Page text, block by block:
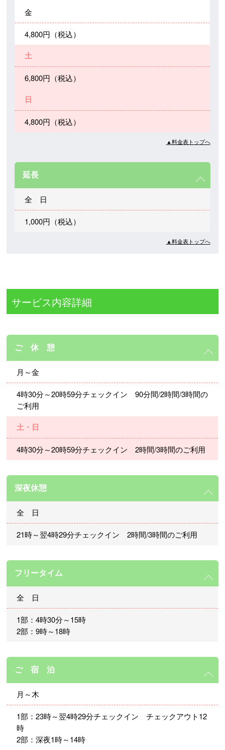
金
4,800円（税込）
土
6,800円（税込）
日
4,800円（税込）
▲料金表トップへ
延長
全 日
1,000円（税込）
▲料金表トップへ
サービス内容詳細
ご 休 憩
月～金
4時30分～20時59分チェックイン 90分間/2時間/3時間の
ご利用
土・日
4時30分～20時59分チェックイン 2時間/3時間のご利用
深夜休憩
全 日
21時～翌4時29分チェックイン 2時間/3時間のご利用
フリータイム
全 日
1部：4時30分～15時
2部：9時～18時
ご 宿 泊
月～木
1部：23時～翌4時29分チェックイン チェックアウト12
時
2部：深夜1時～14時